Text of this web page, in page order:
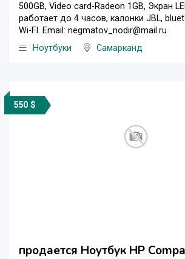
500GB, Video card-Radeon 1GB, Экран
работает до 4 часов, калонки JBL,
Wi-FI. Еmail: negmatov_nodir@mail.ru
Ноутбуки
Самарканд
550 $
продается Ноутбук HP